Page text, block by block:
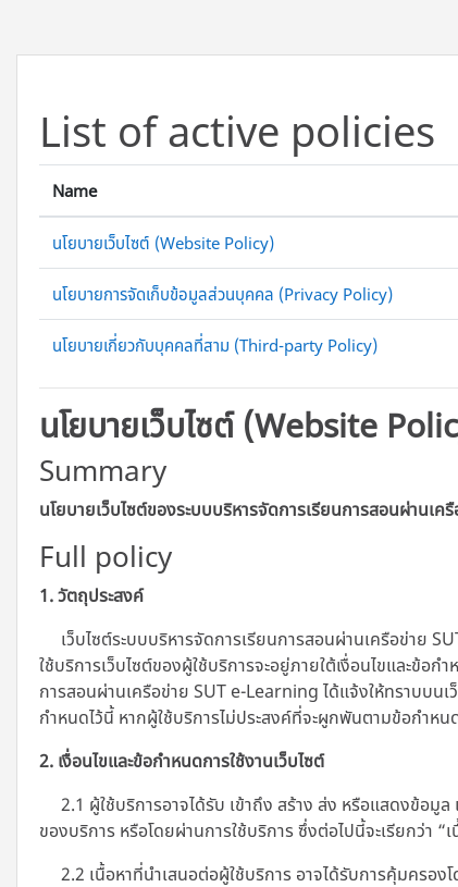
List of active policies
Name
นโยบายเว็บไซต์ (Website Policy)
นโยบายการจัดเก็บข้อมูลส่วนบุคคล (Privacy Policy)
นโยบายเกี่ยวกับบุคคลที่สาม (Third-party Policy)
นโยบายเว็บไซต์ (Website
Summary
นโยบายเว็บไซต์ของระบบบริหารจัดการเรียนการสอนผ่านเ
Full policy
1. วัตถุประสงค์
เว็บไซต์ระบบบริหารจัดการเรียนการสอนผ่านเครือข่าย
ใช้บริการเว็บไซต์ของผู้ใช้บริการจะอยู่ภายใต้เงื่อนไขและข้อ
การสอนผ่านเครือข่าย SUT e-Learning ได้แจ้งให้ทราบบนเ
กำหนดไว้นี้ หากผู้ใช้บริการไม่ประสงค์ที่จะผูกพันตามข้อกำหน
2. เงื่อนไขและข้อกำหนดการใช้งานเว็บไซต์
2.1 ผู้ใช้บริการอาจได้รับ เข้าถึง สร้าง ส่ง หรือแสดงข้อ
ของบริการ หรือโดยผ่านการใช้บริการ ซึ่งต่อไปนี้จะเรียกว่า “เ
2.2 เนื้อหาที่นำเสนอต่อผู้ใช้บริการ อาจได้รับการคุ้มครอ